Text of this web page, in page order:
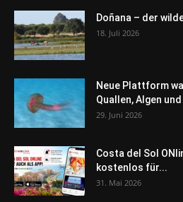
Doñana – der
18. Juli 2026
Neue Plattform
Quallen, Algen
29. Juni 2026
Costa del Sol
kostenlos für...
31. Mai 2026